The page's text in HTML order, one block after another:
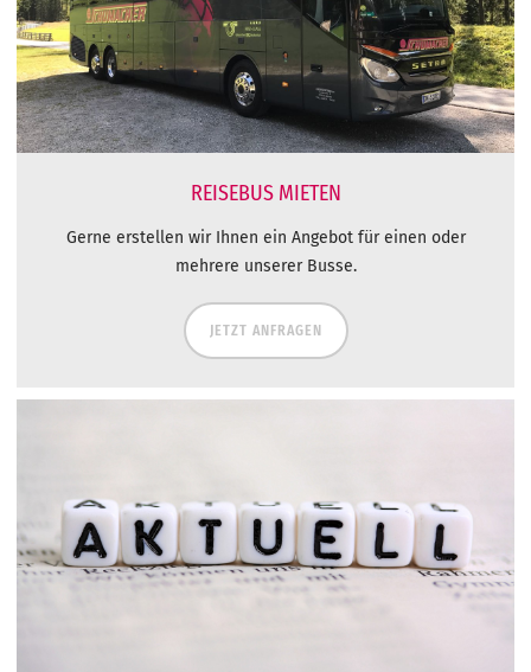
REISEBUS MIETEN
Gerne erstellen wir Ihnen ein Angebot für einen oder
mehrere unserer Busse.
JETZT ANFRAGEN